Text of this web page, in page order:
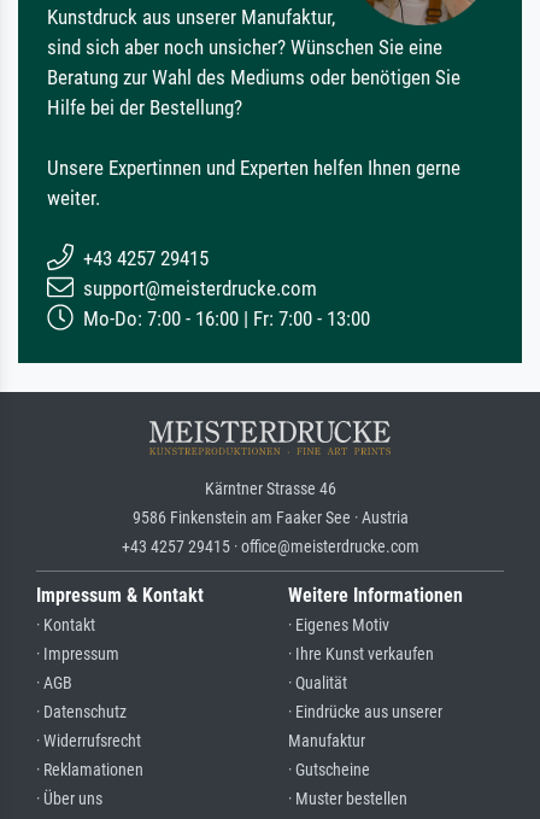
Kunstdruck aus unserer Manufaktur,
sind sich aber noch unsicher? Wünschen Sie eine
Beratung zur Wahl des Mediums oder benötigen Sie
Hilfe bei der Bestellung?
Unsere Expertinnen und Experten helfen Ihnen gerne
weiter.
+43 4257 29415
support@meisterdrucke.com
Mo-Do: 7:00 - 16:00 | Fr: 7:00 - 13:00
Kärntner Strasse 46
9586 Finkenstein am Faaker See · Austria
+43 4257 29415 · office@meisterdrucke.com
Impressum & Kontakt
· Kontakt
· Impressum
· AGB
· Datenschutz
· Widerrufsrecht
· Reklamationen
· Über uns
Weitere Informationen
· Eigenes Motiv
· Ihre Kunst verkaufen
· Qualität
· Eindrücke aus unserer
Manufaktur
· Gutscheine
· Muster bestellen